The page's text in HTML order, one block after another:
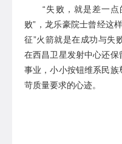
“失败，就是差一点
败”， 龙乐豪院士曾经这
征”火箭就是在成功与失
在西昌卫星发射中心还保
事业，小小按钮维系民族
苛质量要求的心迹。